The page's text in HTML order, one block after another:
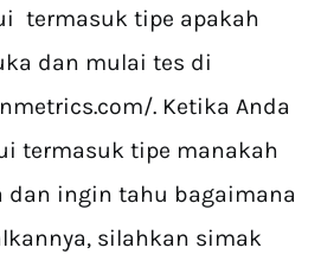
termasuk tipe apakah
dan mulai tes di
. Ketika Anda
termasuk tipe manakah
dan ingin tahu bagaimana
silahkan simak